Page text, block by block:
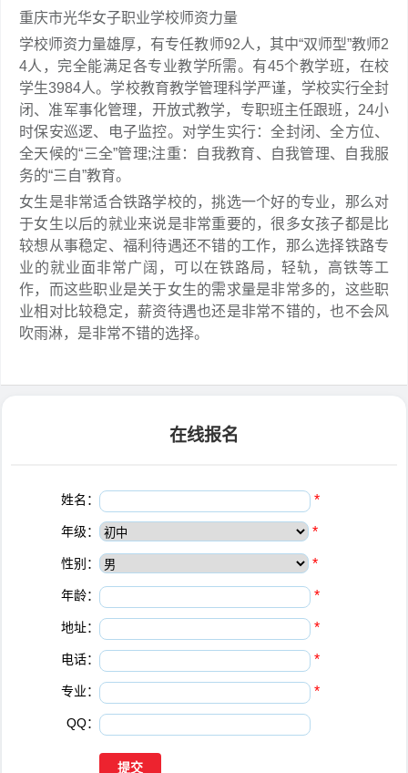
重庆市光华女子职业学校师资力量
学校师资力量雄厚，有专任教师92人，其中“双师型”教师2
4人，完全能满足各专业教学所需。有45个教学班，在校
学生3984人。学校教育教学管理科学严谨，学校实行全封
闭、准军事化管理，开放式教学，专职班主任跟班，24小
时保安巡逻、电子监控。对学生实行：全封闭、全方位、
全天候的“三全”管理;注重：自我教育、自我管理、自我服
务的“三自”教育。
女生是非常适合铁路学校的，挑选一个好的专业，那么对
于女生以后的就业来说是非常重要的，很多女孩子都是比
较想从事稳定、福利待遇还不错的工作，那么选择铁路专
业的就业面非常广阔，可以在铁路局，轻轨，高铁等工
作，而这些职业是关于女生的需求量是非常多的，这些职
业相对比较稳定，薪资待遇也还是非常不错的，也不会风
吹雨淋，是非常不错的选择。
在线报名
姓名： *
年级： *
性别： *
年龄： *
地址： *
电话： *
专业： *
QQ：